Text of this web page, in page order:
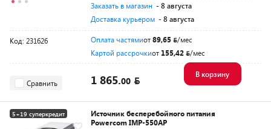
Заказать в магазин - 8 августа
Доставка курьером - 8 августа
Код: 231626 Оплата частямиот89,65
/мес
Картой рассрочкиот 155,42 /мес
Сравнить 1 865.00
В корзину
5+19 суперкредит
Источник бесперебойного питания
Powercom IMP-550AP